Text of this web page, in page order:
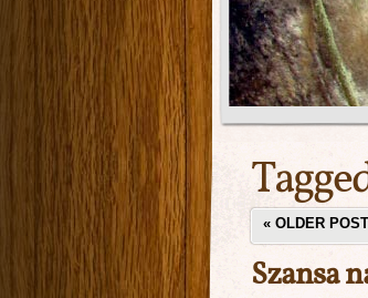
« OLDER
Szansa